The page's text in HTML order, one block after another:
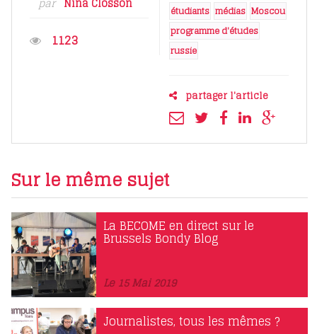
1123
étudiants médias Moscou
programme d'études
russie
partager l'article
Sur le même sujet
La BECOME en direct sur le
Brussels Bondy Blog
Le 15 Mai 2019
Journalistes, tous les mêmes ?